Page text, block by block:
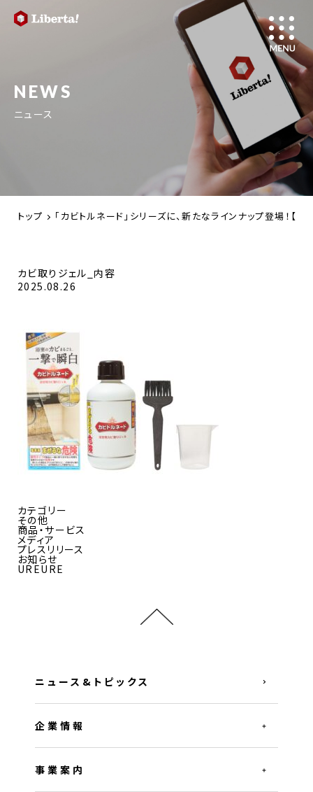
NEWS
ニュース
トップ 「カビトルネード」シリーズに、新たなラインナップ登場！
カビ取りジェル_内容
2025.08.26
カテゴリー
その他
商品・サービス
メディア
プレスリリース
お知らせ
UREURE
ニュース&トピックス
企業情報
事業案内